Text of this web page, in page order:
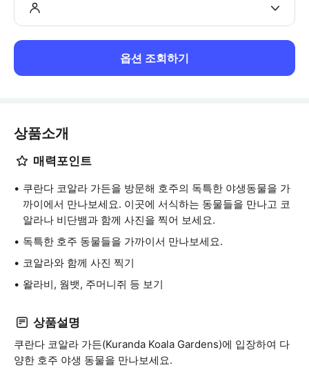
옵션 조회하기
상품소개
매력포인트
쿠란다 코알라 가든을 방문해 호주의 독특한 야생동물을 가
까이에서 만나보세요. 이곳에 서식하는 동물들을 만나고 코
알라나 비단뱀과 함께 사진을 찍어 보세요.
독특한 호주 동물들을 가까이서 만나보세요.
코알라와 함께 사진 찍기
왈라비, 웜뱃, 주머니쥐 등 보기
상품설명
쿠란다 코알라 가든(Kuranda Koala Gardens)에 입장하여 다
양한 호주 야생 동물을 만나보세요.